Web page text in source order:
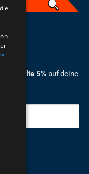
erhalte 5% auf deine